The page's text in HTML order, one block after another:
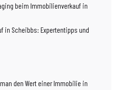
beim Immobilienverkauf in
in Scheibbs: Expertentipps und
den Wert einer Immobilie in